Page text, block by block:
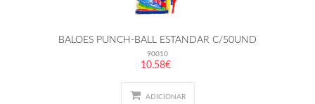
BALOES PUNCH-BALL ESTANDAR C/50UND
90010
10.58€
ADICIONAR